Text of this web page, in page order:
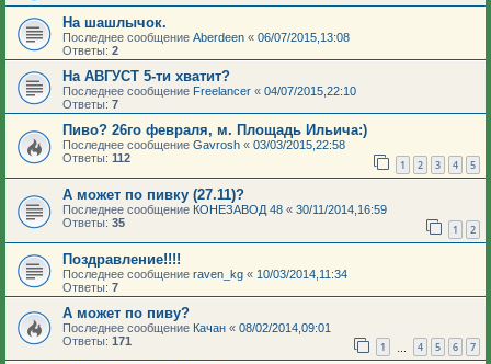
На шашлычок.
Последнее сообщение Aberdeen « 06/07/2015,13:08
Ответы: 2
На АВГУСТ 5-ти хватит?
Последнее сообщение Freelancer « 04/07/2015,22:10
Ответы: 7
Пиво? 26го февраля, м. Площадь Ильича:)
Последнее сообщение Gavrosh « 03/03/2015,22:58
Ответы: 112 1 2 3 4 5
А может по пивку (27.11)?
Последнее сообщение КОНЕЗАВОД 48 « 30/11/2014,16:59
Ответы: 35 1 2
Поздравление!!!!
Последнее сообщение raven_kg « 10/03/2014,11:34
Ответы: 7
А может по пиву?
Последнее сообщение Качан « 08/02/2014,09:01
Ответы: 171 1 4 5 6 7